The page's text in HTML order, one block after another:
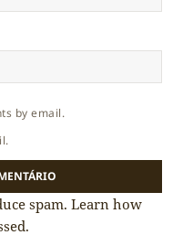
by email.
spam.Learn how